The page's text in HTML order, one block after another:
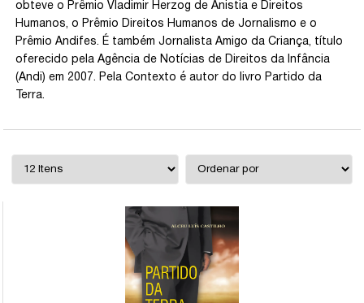
obteve o Prêmio Vladimir Herzog de Anistia e Direitos
Humanos, o Prêmio Direitos Humanos de Jornalismo e o
Prêmio Andifes. É também Jornalista Amigo da Criança, título
oferecido pela Agência de Notícias de Direitos da Infância
(Andi) em 2007. Pela Contexto é autor do livro Partido da
Terra.